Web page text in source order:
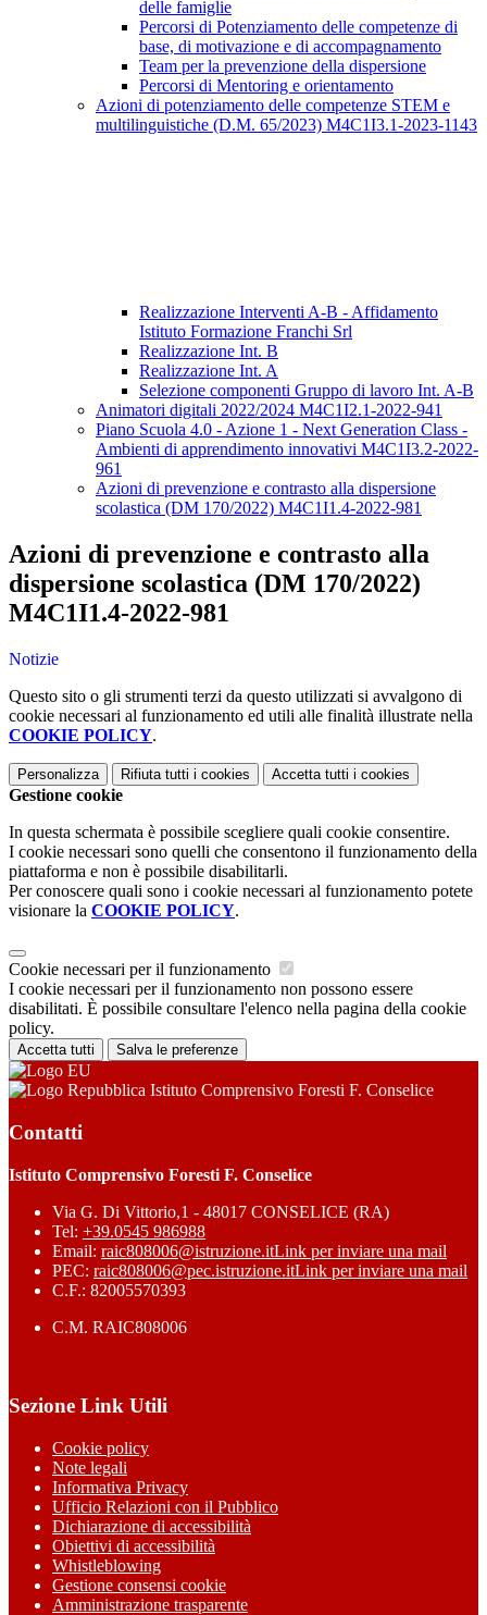
delle famiglie
Percorsi di Potenziamento delle competenze di
base, di motivazione e di accompagnamento
Team per la prevenzione della dispersione
Percorsi di Mentoring e orientamento
Azioni di potenziamento delle competenze STEM e
multilinguistiche (D.M. 65/2023) M4C1I3.1-2023-1143
Realizzazione Interventi A-B - Affidamento
Istituto Formazione Franchi Srl
Realizzazione Int. B
Realizzazione Int. A
Selezione componenti Gruppo di lavoro Int. A-B
Animatori digitali 2022/2024 M4C1I2.1-2022-941
Piano Scuola 4.0 - Azione 1 - Next Generation Class -
Ambienti di apprendimento innovativi M4C1I3.2-2022-
961
Azioni di prevenzione e contrasto alla dispersione
scolastica (DM 170/2022) M4C1I1.4-2022-981
Azioni di prevenzione e contrasto alla
dispersione scolastica (DM 170/2022)
M4C1I1.4-2022-981
Notizie
Questo sito o gli strumenti terzi da questo utilizzati si avvalgono di
cookie necessari al funzionamento ed utili alle finalità illustrate nella
COOKIE POLICY.
Personalizza Rifiuta tutti i cookies Accetta tutti i cookies
Gestione cookie
In questa schermata è possibile scegliere quali cookie consentire.
I cookie necessari sono quelli che consentono il funzionamento della
piattaforma e non è possibile disabilitarli.
Per conoscere quali sono i cookie necessari al funzionamento potete
visionare la COOKIE POLICY.
Cookie necessari per il funzionamento
I cookie necessari per il funzionamento non possono essere
disabilitati. È possibile consultare l'elenco nella pagina della cookie
policy.
Accetta tutti Salva le preferenze
Istituto Comprensivo Foresti F. Conselice
Contatti
Istituto Comprensivo Foresti F. Conselice
Via G. Di Vittorio,1 - 48017 CONSELICE (RA)
Tel: +39.0545 986988
Email: raic808006@istruzione.itLink per inviare una mail
PEC: raic808006@pec.istruzione.itLink per inviare una mail
C.F.: 82005570393
C.M. RAIC808006
Sezione Link Utili
Cookie policy
Note legali
Informativa Privacy
Ufficio Relazioni con il Pubblico
Dichiarazione di accessibilità
Obiettivi di accessibilità
Whistleblowing
Gestione consensi cookie
Amministrazione trasparente